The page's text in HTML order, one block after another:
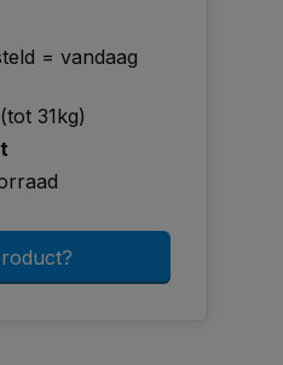
= vandaag
31kg)